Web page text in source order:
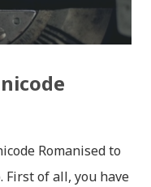
भइसकेका कुराहरुलाई
Romanised to
of all, you have